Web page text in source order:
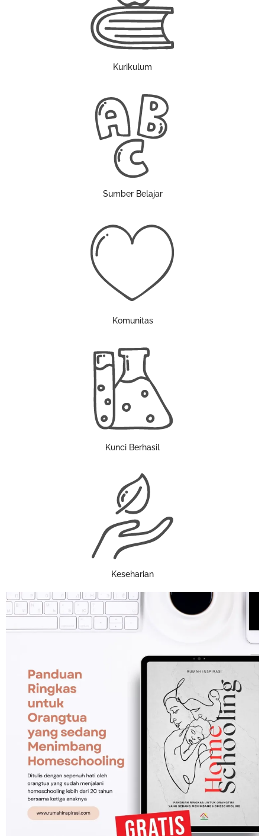
Kurikulum
Sumber Belajar
Komunitas
Kunci Berhasil
Keseharian